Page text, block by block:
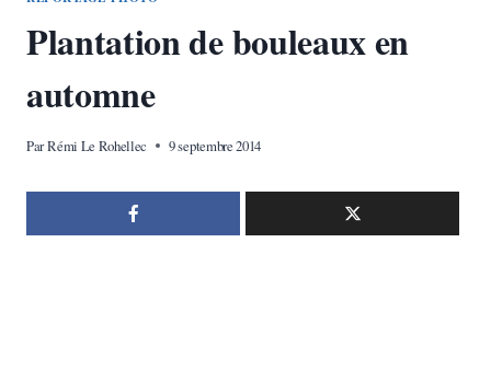
Plantation de bouleaux en
automne
ParRémi Le Rohellec 9 septembre 2014